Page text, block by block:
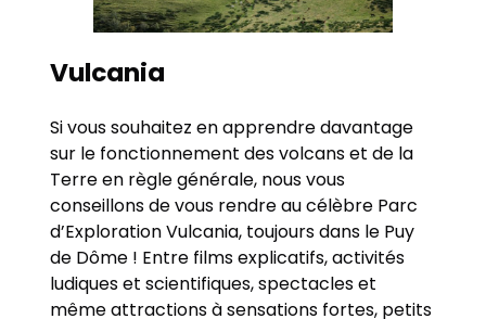
Vulcania
Si vous souhaitez en apprendre davantage
sur le fonctionnement des volcans et de la
Terre en règle générale, nous vous
conseillons de vous rendre au célèbre Parc
d’Exploration Vulcania, toujours dans le Puy
de Dôme ! Entre films explicatifs, activités
ludiques et scientifiques, spectacles et
même attractions à sensations fortes, petits